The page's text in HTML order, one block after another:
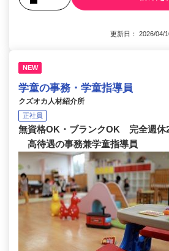
更新日： 2026/
NEW
学童の事務・学童指導員
クズオカ人材紹介所
正社員
無資格OK・ブランクOK 完全週休2
高待遇の事務兼学童指導員